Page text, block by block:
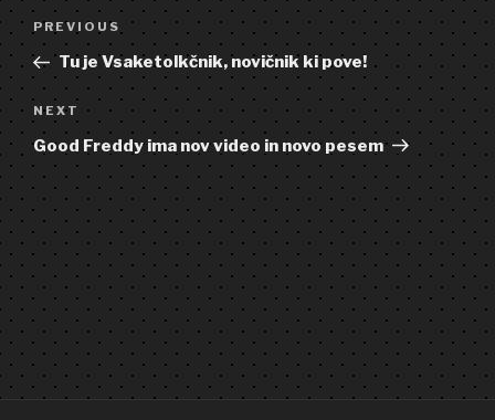
Post
navigation
Previous
Post
PREVIOUS
Tu je Vsaketolkčnik, novičnik ki pove!
Next
Post
NEXT
Good Freddy ima nov video in novo pesem